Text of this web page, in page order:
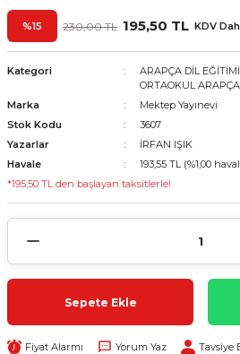
%15 230,00 TL 195,50 TL KDV
Kategori ARAPÇA DİL EĞİTİMİ
ORTAOKUL
Marka
Mektep Yayınevi
Stok Kodu
3607
Yazarlar
İRFAN IŞIK
Havale
193,55 TL (%1,00
*195,50 TL den başlayan taksitlerle!
Sepete Ekle
Fiyat Alarmı Yorum Yaz Tavsiye